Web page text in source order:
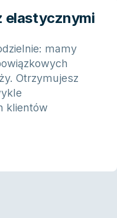
elastycznymi
mamy
Otrzymujesz
klientów